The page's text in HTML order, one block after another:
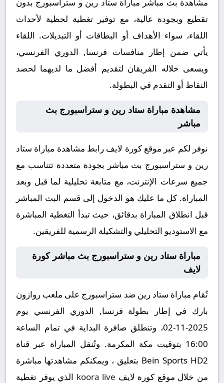
تقطيع وبجودة عالية، مع توفير تغطية لحظية لأحداث
اللقاء، سواء الأهداف أو البطاقات أو التبديلات. اللقاء
يأتي ضمن إطار منافسات فرنسا, الدوري الفرنسي،
ويسعى خلاله الفريقان لتقديم أفضل ما لديهما لحصد
النقاط أو التقدم في البطولة.
مشاهدة مباراة ستاد رين و ستراسبورج بث
مباشر
نوفر لكم عبر موقع كورة لايف رابط مشاهدة مباراة ستاد
رين و ستراسبورج بث مباشر بجودة متعددة تتناسب مع
جميع سرعات الإنترنت، مع متابعة تحليلية لما قبل وبعد
المباراة. كل ما عليك هو الدخول إلى قسم البث المباشر
قبل انطلاق المباراة بدقائق، حيث تبدأ التغطية المباشرة
مع الاستوديو التحليلي والتشكيلة الرسمية للفريقين.
مباراة ستاد رين و ستراسبورج بث مباشر كورة
لايف
تُقام مباراة ستاد رين ضد ستراسبورج على ملعب روازون
بارك في إطار بطولة فرنسا, الدوري الفرنسي يوم
2025-11-02، وتنطلق صافرة البداية في تمام الساعة
16:00 بتوقيت مكة المكرمة. وتُنقل المباراة عبر قناة
Bein Sports HD2 بتعليق ، ويمكنكم مشاهدتها مباشرة
من خلال موقع كورة لايف koora live الذي يوفر تغطية